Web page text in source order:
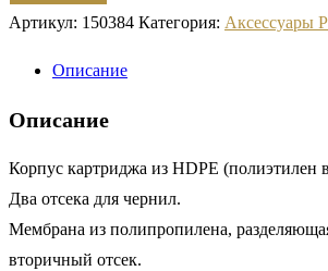
Артикул: 150384 Категория: Аксессуары
Описание
Описание
Корпус картриджа из HDPE (полиэтилен
Два отсека для чернил.
Мембрана из полипропилена,
вторичный отсек.